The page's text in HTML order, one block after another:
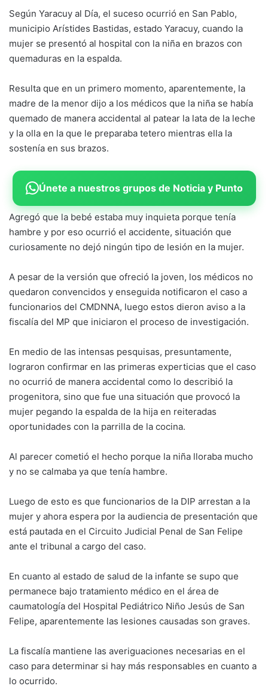
Según Yaracuy al Día, el suceso ocurrió en San Pablo,
municipio Arístides Bastidas, estado Yaracuy, cuando la
mujer se presentó al hospital con la niña en brazos con
quemaduras en la espalda.
Resulta que en un primero momento, aparentemente, la
madre de la menor dijo a los médicos que la niña se había
quemado de manera accidental al patear la lata de la leche
y la olla en la que le preparaba tetero mientras ella la
sostenía en sus brazos.
Únete a nuestros grupos de Noticia y Punto
Agregó que la bebé estaba muy inquieta porque tenía
hambre y por eso ocurrió el accidente, situación que
curiosamente no dejó ningún tipo de lesión en la mujer.
A pesar de la versión que ofreció la joven, los médicos no
quedaron convencidos y enseguida notificaron el caso a
funcionarios del CMDNNA, luego estos dieron aviso a la
fiscalía del MP que iniciaron el proceso de investigación.
En medio de las intensas pesquisas, presuntamente,
lograron confirmar en las primeras experticias que el caso
no ocurrió de manera accidental como lo describió la
progenitora, sino que fue una situación que provocó la
mujer pegando la espalda de la hija en reiteradas
oportunidades con la parrilla de la cocina.
Al parecer cometió el hecho porque la niña lloraba mucho
y no se calmaba ya que tenía hambre.
Luego de esto es que funcionarios de la DIP arrestan a la
mujer y ahora espera por la audiencia de presentación que
está pautada en el Circuito Judicial Penal de San Felipe
ante el tribunal a cargo del caso.
En cuanto al estado de salud de la infante se supo que
permanece bajo tratamiento médico en el área de
caumatología del Hospital Pediátrico Niño Jesús de San
Felipe, aparentemente las lesiones causadas son graves.
La fiscalía mantiene las averiguaciones necesarias en el
caso para determinar si hay más responsables en cuanto a
lo ocurrido.